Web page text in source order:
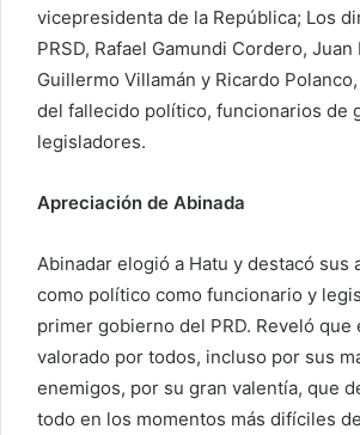
vicepresidenta de la República; Los
PRSD, Rafael Gamundi Cordero, Juan
Guillermo Villamán y Ricardo
del fallecido político, funcionarios de
legisladores.
Apreciación de Abinada
Abinadar elogió a Hatu y destacó sus
como político como funcionario y
primer gobierno del PRD. Reveló que
valorado por todos, incluso por sus
enemigos, por su gran valentía, que
todo en los momentos más difíciles